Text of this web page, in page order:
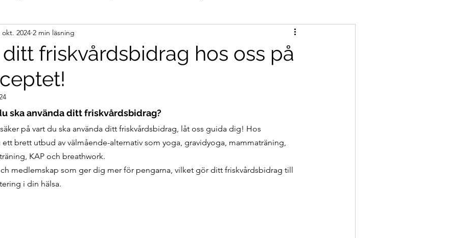
friskvårdsbidrag hos oss på
okt. 2024 2 min läsning
ska använda ditt friskvårdsbidrag?
på vart du ska använda ditt friskvårdsbidrag, låt oss guida dig! Hos
brett utbud av välmående-alternativ som yoga, gravidyoga, mammaträning,
KAP och breathwork.
medlemskap som ger dig mer för pengarna, vilket gör ditt friskvårdsbidrag till
i din hälsa.